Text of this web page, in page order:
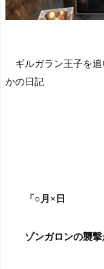
ギルガラン王子を追
かの日記
「○月×日
ゾンガロンの襲撃